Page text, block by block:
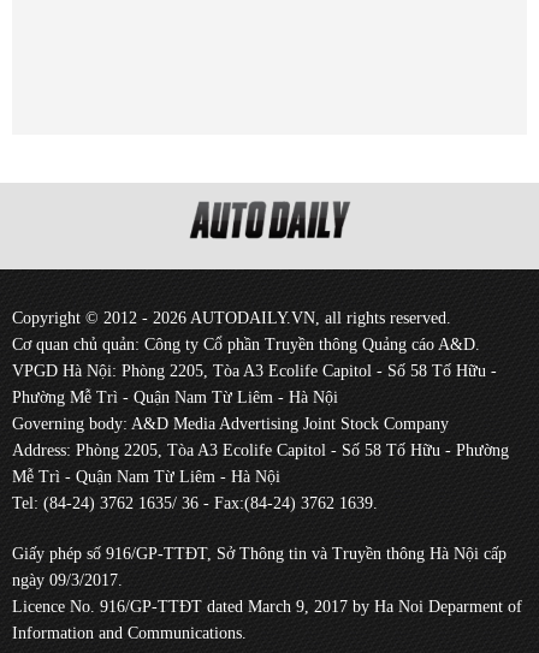
Copyright © 2012 - 2026 AUTODAILY.VN, all rights reserved.
Cơ quan chủ quản: Công ty Cổ phần Truyền thông Quảng cáo A&D.
VPGD Hà Nội: Phòng 2205, Tòa A3 Ecolife Capitol - Số 58 Tố Hữu -
Phường Mễ Trì - Quận Nam Từ Liêm - Hà Nội
Governing body: A&D Media Advertising Joint Stock Company
Address: Phòng 2205, Tòa A3 Ecolife Capitol - Số 58 Tố Hữu - Phường
Mễ Trì - Quận Nam Từ Liêm - Hà Nội
Tel: (84-24) 3762 1635/ 36 - Fax:(84-24) 3762 1639.
Giấy phép số 916/GP-TTĐT, Sở Thông tin và Truyền thông Hà Nội cấp
ngày 09/3/2017.
Licence No. 916/GP-TTĐT dated March 9, 2017 by Ha Noi Deparment of
Information and Communications.